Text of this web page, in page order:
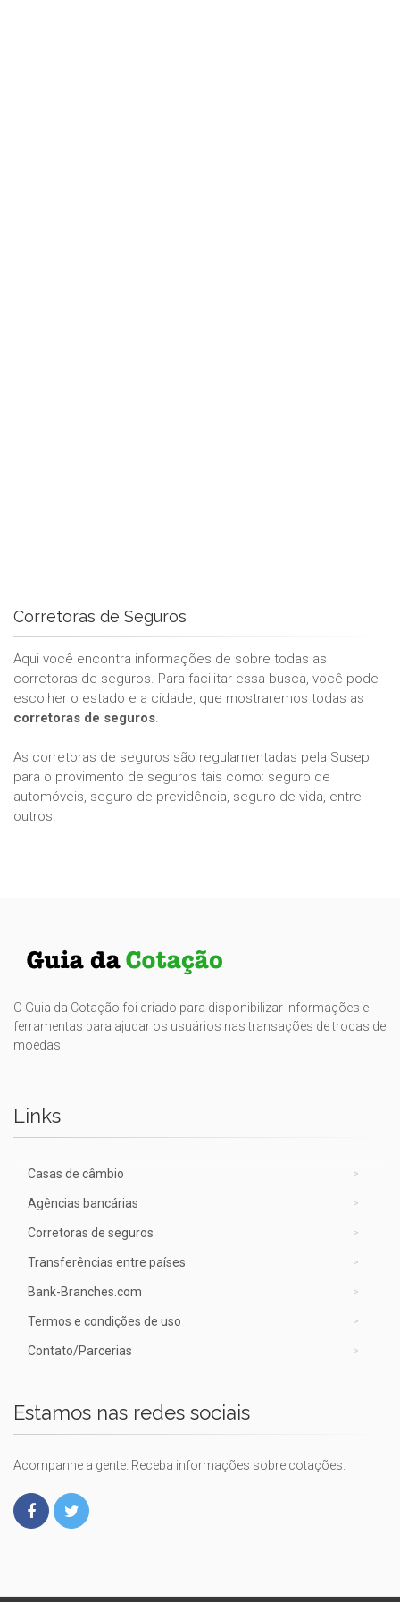
Corretoras de Seguros
Aqui você encontra informações de sobre todas as
corretoras de seguros. Para facilitar essa busca, você pode
escolher o estado e a cidade, que mostraremos todas as
corretoras de seguros.
As corretoras de seguros são regulamentadas pela Susep
para o provimento de seguros tais como: seguro de
automóveis, seguro de previdência, seguro de vida, entre
outros.
O Guia da Cotação foi criado para disponibilizar informações e
ferramentas para ajudar os usuários nas transações de trocas de
moedas.
Links
Casas de câmbio
Agências bancárias
Corretoras de seguros
Transferências entre países
Bank-Branches.com
Termos e condições de uso
Contato/Parcerias
Estamos nas redes sociais
Acompanhe a gente. Receba informações sobre cotações.